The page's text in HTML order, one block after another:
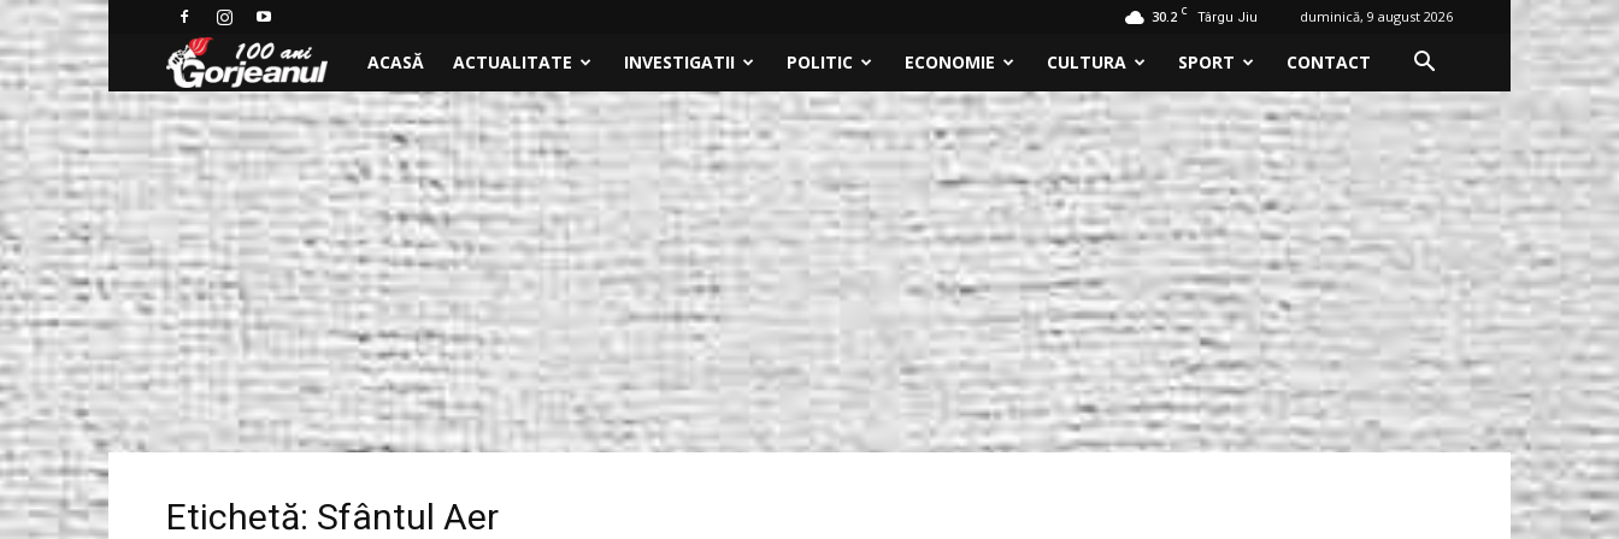
30.2 C Târgu Jiu duminică, 9 august 2026
Ştiri
locale
de
ultima
ora,
stiri
video
Ştiri
ACASĂ ACTUALITATE INVESTIGATII POLITIC ECONOMIE CULTURA SPORT CONTACT
Etichetă: Sfântul Aer